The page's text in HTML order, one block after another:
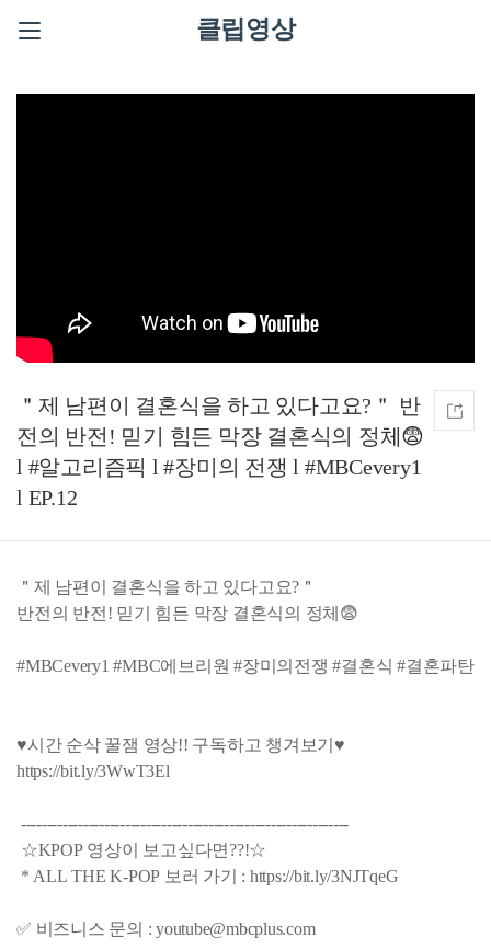
클립영상
＂제 남편이 결혼식을 하고 있다고요?＂ 반
전의 반전! 믿기 힘든 막장 결혼식의 정체😨
l #알고리즘픽 l #장미의 전쟁 l #MBCevery1
l EP.12
＂제 남편이 결혼식을 하고 있다고요?＂
반전의 반전! 믿기 힘든 막장 결혼식의 정체😨
#MBCevery1 #MBC에브리원 #장미의전쟁 #결혼식 #결혼파탄
♥시간 순삭 꿀잼 영상!! 구독하고 챙겨보기♥
https://bit.ly/3WwT3El
---------------------------------------------------------------
☆KPOP 영상이 보고싶다면??!☆
* ALL THE K-POP 보러 가기 : https://bit.ly/3NJTqeG
✅ 비즈니스 문의 : youtube@mbcplus.com